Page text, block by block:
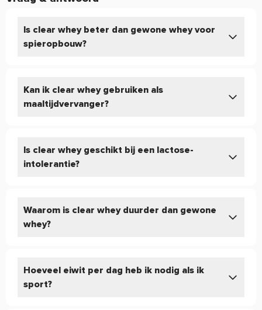
Is clear whey beter dan gewone whey voor
spieropbouw?
Kan ik clear whey gebruiken als
maaltijdvervanger?
Is clear whey geschikt bij een lactose-
intolerantie?
Waarom is clear whey duurder dan gewone
whey?
Hoeveel eiwit per dag heb ik nodig als ik
sport?